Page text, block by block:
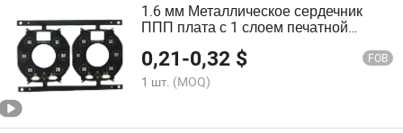
1.6 мм Металлическое сердечник
ППП плата с 1 слоем печатной
0,21-0,32 $ FOB
1 шт. (MOQ)